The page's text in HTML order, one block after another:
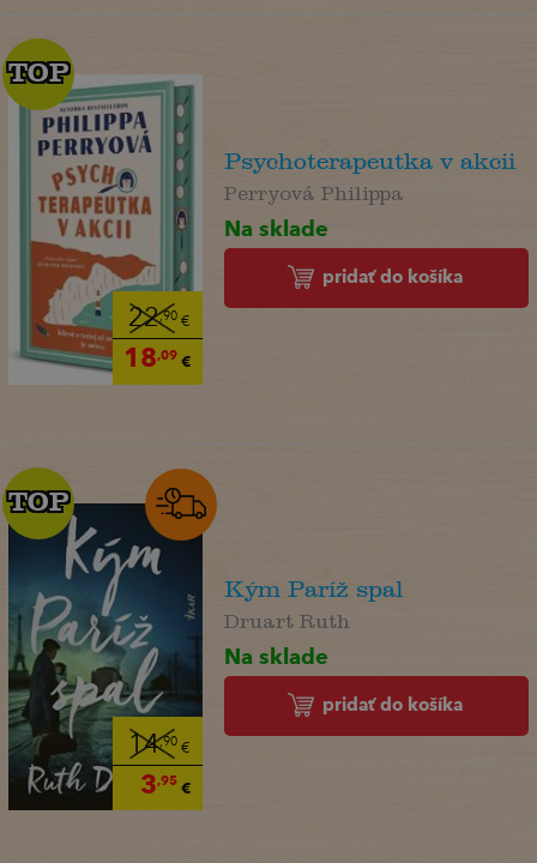
22,90€
18,09€
TOP
TOP
Psychoterapeutka v akcii
Perryová Philippa
Na sklade
pridať do košíka
14,90€
3,95€
TOP
TOP
Kým Paríž spal
Druart Ruth
Na sklade
pridať do košíka